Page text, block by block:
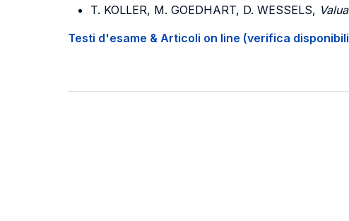
T. KOLLER, M. GOEDHART, D. WESSELS,
Testi d'esame & Articoli on line (verifica